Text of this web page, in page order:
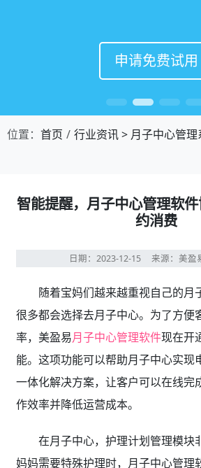
申请免费试用
申请免费试用
申请免费试用
申请免费试用
位置： 首页 行业资讯> 月子中心管
智能提醒，月子中心管理软
约消费
日期：2023-12-15 来源：美
随着宝妈们越来越重视自己的月
很多都会选择去月子中心。为了方便
率，美盈易月子中心管理软件现在开
能。这项功能可以帮助月子中心实现
一体化解决方案，让客户可以在线完
作效率并降低运营成本。
在月子中心，护理计划管理模块
妈妈需要特殊护理时，月子中心管理